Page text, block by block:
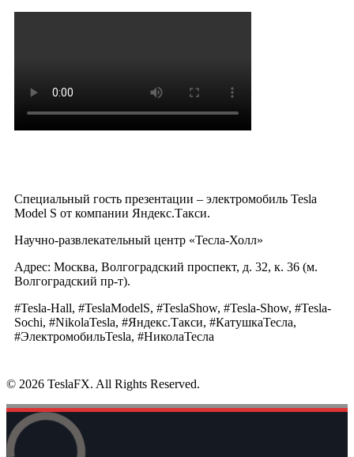
Специальный гость презентации – электромобиль Tesla
Model S от компании Яндекс.Такси.
Научно-развлекательный центр «Тесла-Холл»
Адрес: Москва, Волгоградский проспект, д. 32, к. 36 (м.
Волгоградский пр-т).
#Tesla-Hall, #TeslaModelS, #TeslaShow, #Tesla-Show, #Tesla-
Sochi, #NikolaTesla, #Яндекс.Такси, #КатушкаТесла,
#ЭлектромобильTesla, #НиколаТесла
© 2026 TeslaFX. All Rights Reserved.